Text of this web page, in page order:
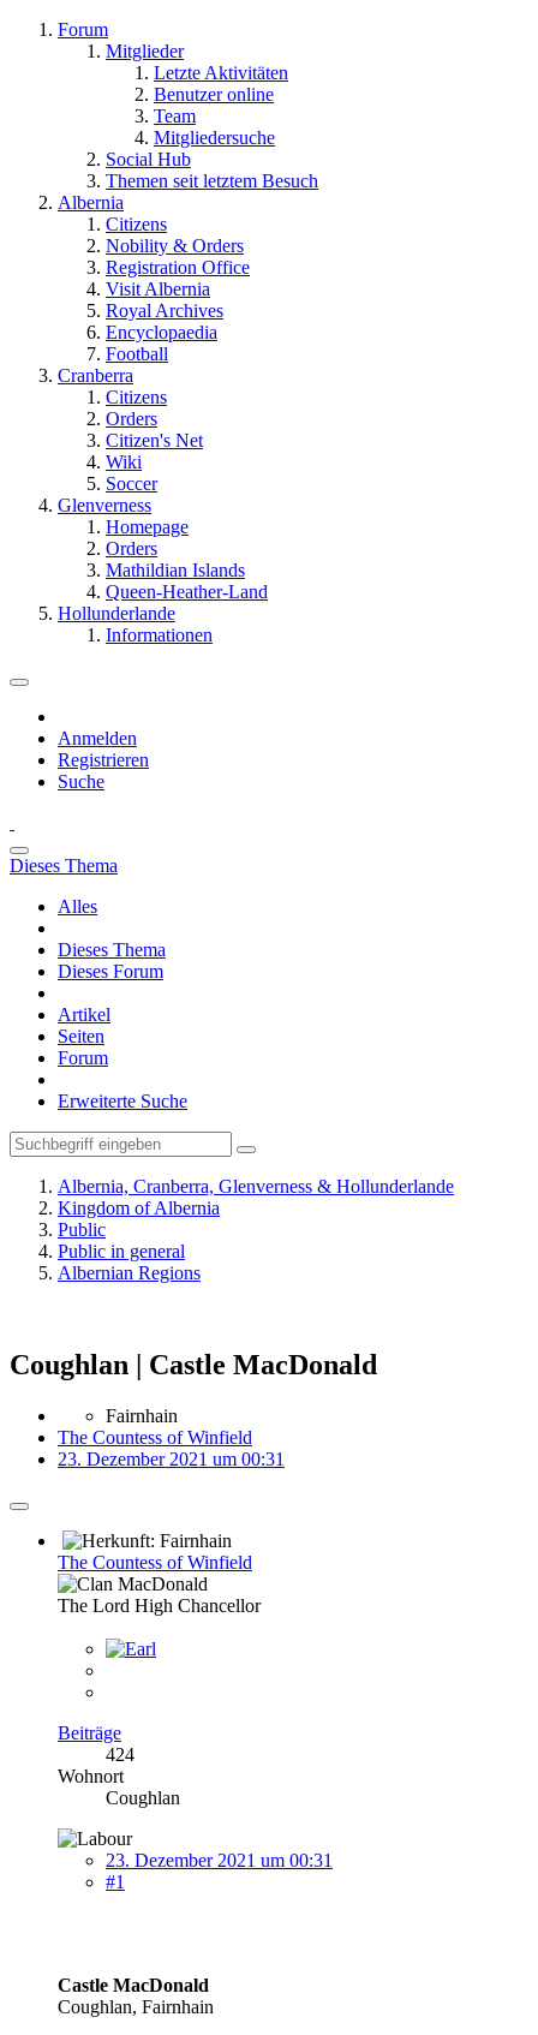
Forum
Mitglieder
Letzte Aktivitäten
Benutzer online
Team
Mitgliedersuche
Social Hub
Themen seit letztem Besuch
Albernia
Citizens
Nobility & Orders
Registration Office
Visit Albernia
Royal Archives
Encyclopaedia
Football
Cranberra
Citizens
Orders
Citizen's Net
Wiki
Soccer
Glenverness
Homepage
Orders
Mathildian Islands
Queen-Heather-Land
Hollunderlande
Informationen
Anmelden
Registrieren
Suche
Dieses Thema
Alles
Dieses Thema
Dieses Forum
Artikel
Seiten
Forum
Erweiterte Suche
Albernia, Cranberra, Glenverness & Hollunderlande
Kingdom of Albernia
Public
Public in general
Albernian Regions
Coughlan | Castle MacDonald
Fairnhain
The Countess of Winfield
23. Dezember 2021 um 00:31
The Countess of Winfield
The Lord High Chancellor
Beiträge
424
Wohnort
Coughlan
23. Dezember 2021 um 00:31
#1
Castle MacDonald
Coughlan, Fairnhain